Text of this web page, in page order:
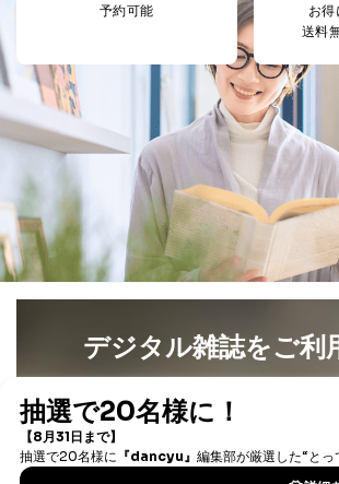
予約可能
お得
送料
デジタル雑誌をご利
書籍）が無料で読み放題